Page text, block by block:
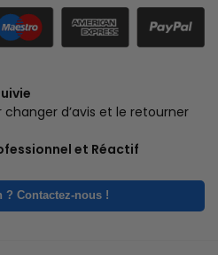
changer d’avis et le retourner
et Réactif
? Contactez-nous !